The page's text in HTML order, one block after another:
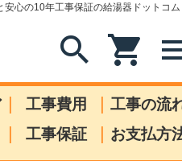
心の10年工事保証の給湯器ドットコム
search shopping_cart
| 工事費用 | 工事の流
| 工事保証 | お支払方